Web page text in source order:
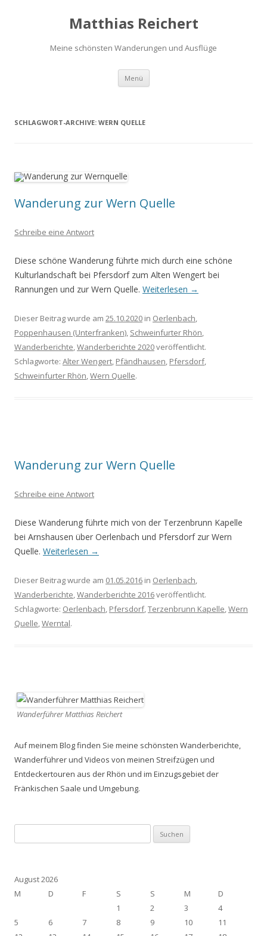
Matthias Reichert
Meine schönsten Wanderungen und Ausflüge
Menü Zum
springen
SCHLAGWORT-ARCHIVE: WERN QUELLE
Wanderung zur Wern Quelle
Schreibe eine Antwort
Diese schöne Wanderung führte mich durch eine schöne
Kulturlandschaft bei Pfersdorf zum Alten Wengert bei
Rannungen und zur Wern Quelle. Weiterlesen →
Dieser Beitrag wurde am 25.10.2020 in Oerlenbach,
Poppenhausen (Unterfranken), Schweinfurter Rhön,
Wanderberichte,Wanderberichte 2020veröffentlicht.
Schlagworte: Alter Wengert, Pfändhausen, Pfersdorf,
Schweinfurter Rhön,Wern Quelle.
Wanderung zur Wern Quelle
Schreibe eine Antwort
Diese Wanderung führte mich von der Terzenbrunn Kapelle
bei Arnshausen über Oerlenbach und Pfersdorf zur Wern
Quelle. Weiterlesen →
Dieser Beitrag wurde am 01.05.2016 in Oerlenbach,
Wanderberichte,Wanderberichte 2016veröffentlicht.
Schlagworte: Oerlenbach, Pfersdorf,Terzenbrunn Kapelle,Wern
Quelle,Werntal.
Wanderführer Matthias Reichert
Auf meinem Blog finden Sie meine schönsten Wanderberichte,
Wanderführer und Videos von meinen Streifzügen und
Entdeckertouren aus der Rhön und im Einzugsgebiet der
Fränkischen Saale und Umgebung.
nach:
August 2026
M
D F S S M
D
1
2 3
4
5
6 7 8 9 10
11